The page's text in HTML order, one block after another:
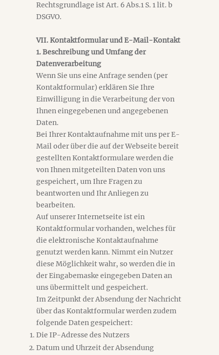
Rechtsgrundlage ist Art. 6 Abs.1 S. 1 lit. b
DSGVO.
VII. Kontaktformular und E-Mail-Kontakt
1. Beschreibung und Umfang der
Datenverarbeitung
Wenn Sie uns eine Anfrage senden (per
Kontaktformular) erklären Sie Ihre
Einwilligung in die Verarbeitung der von
Ihnen eingegebenen und angegebenen
Daten.
Bei Ihrer Kontaktaufnahme mit uns per E-
Mail oder über die auf der Webseite bereit
gestellten Kontaktformulare werden die
von Ihnen mitgeteilten Daten von uns
gespeichert, um Ihre Fragen zu
beantworten und Ihr Anliegen zu
bearbeiten.
Auf unserer Internetseite ist ein
Kontaktformular vorhanden, welches für
die elektronische Kontaktaufnahme
genutzt werden kann. Nimmt ein Nutzer
diese Möglichkeit wahr, so werden die in
der Eingabemaske eingegeben Daten an
uns übermittelt und gespeichert.
Im Zeitpunkt der Absendung der Nachricht
über das Kontaktformular werden zudem
folgende Daten gespeichert:
Die IP-Adresse des Nutzers
Datum und Uhrzeit der Absendung